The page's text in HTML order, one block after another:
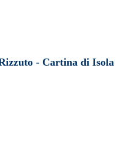
- Cartina di Isola